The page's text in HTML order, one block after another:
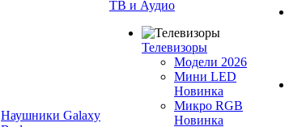
Наушники Galaxy
ТВ и Аудио
Телевизоры
Модели 2026
Мини LED
Новинка
Микро RGB
Новинка